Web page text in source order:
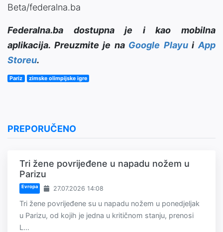
Beta/federalna.ba
Federalna.ba dostupna je i kao mobilna
aplikacija. Preuzmite je na Google PlayuiApp
Storeu.
Pariz zimske olimpijske igre
PREPORUČENO
Tri žene povrijeđene u napadu nožem u
Parizu
Evropa 27.07.2026 14:08
Tri žene povrijeđene su u napadu nožem u ponedjeljak
u Parizu, od kojih je jedna u kritičnom stanju, prenosi
L...